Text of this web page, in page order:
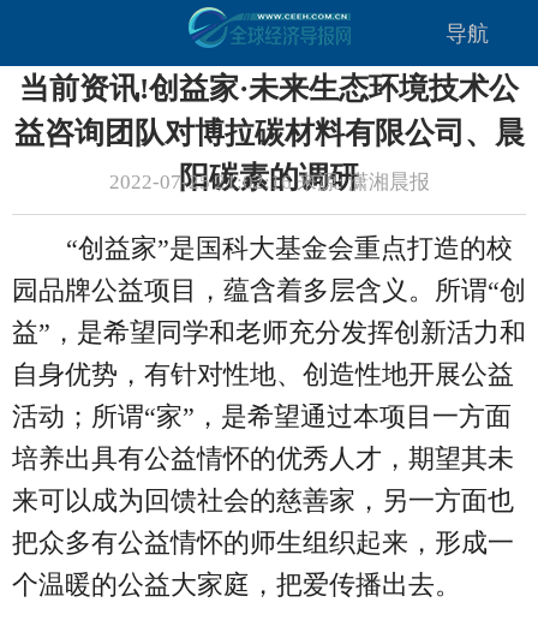
导航
当前资讯!创益家·未来生态环境技术公
益咨询团队对博拉碳材料有限公司、晨
阳碳素的调研
2022-07-25 21:02:16 来源: 潇湘晨报
“创益家”是国科大基金会重点打造的校
园品牌公益项目，蕴含着多层含义。所谓“创
益”，是希望同学和老师充分发挥创新活力和
自身优势，有针对性地、创造性地开展公益
活动；所谓“家”，是希望通过本项目一方面
培养出具有公益情怀的优秀人才，期望其未
来可以成为回馈社会的慈善家，另一方面也
把众多有公益情怀的师生组织起来，形成一
个温暖的公益大家庭，把爱传播出去。